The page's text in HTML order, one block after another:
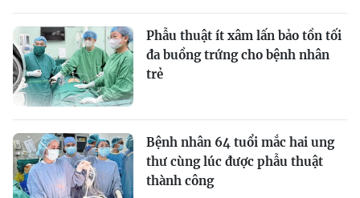
Phẫu thuật ít xâm lấn bảo tồn tối
đa buồng trứng cho bệnh nhân
trẻ
Bệnh nhân 64 tuổi mắc hai ung
thư cùng lúc được phẫu thuật
thành công